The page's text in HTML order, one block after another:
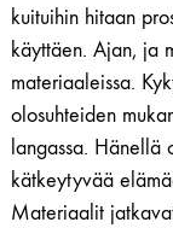
kuituihin hitaan
käyttäen. Ajan, ja
materiaaleissa.
olosuhteiden
langassa. Hänellä
kätkeytyvää
Materiaalit